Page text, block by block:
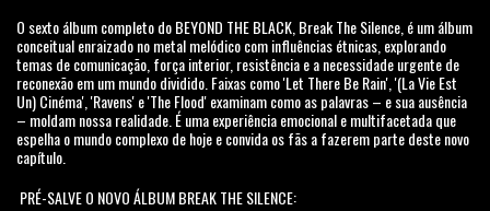
O sexto álbum completo do BEYOND THE BLACK, Break The Silence, é um álbum
conceitual enraizado no metal melódico com influências étnicas, explorando
temas de comunicação, força interior, resistência e a necessidade urgente de
reconexão em um mundo dividido. Faixas como 'Let There Be Rain', '(La Vie Est
Un) Cinéma', 'Ravens' e 'The Flood' examinam como as palavras – e sua ausência
– moldam nossa realidade. É uma experiência emocional e multifacetada que
espelha o mundo complexo de hoje e convida os fãs a fazerem parte deste novo
capítulo.
PRÉ-SALVE O NOVO ÁLBUM BREAK THE SILENCE: